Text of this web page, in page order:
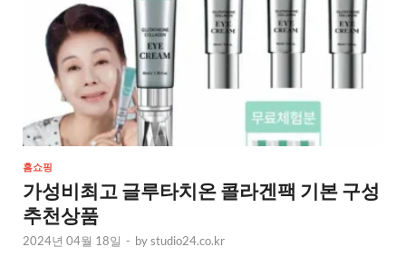
홈쇼핑
가성비최고 글루타치온 콜라겐팩 기본 구성
추천상품
2024년 04월 18일 - bystudio24.co.kr